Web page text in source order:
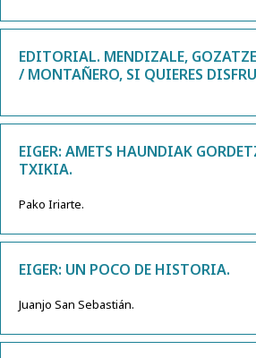
EDITORIAL. MENDIZALE,
/ MONTAÑERO, SI QUIERES
EIGER: AMETS HAUNDIAK
TXIKIA.
Pako Iriarte.
EIGER: UN POCO DE HISTORIA.
Juanjo San Sebastián.